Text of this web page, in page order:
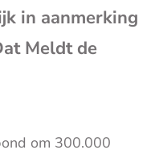
in aanmerking
Meldt de
om 300.000